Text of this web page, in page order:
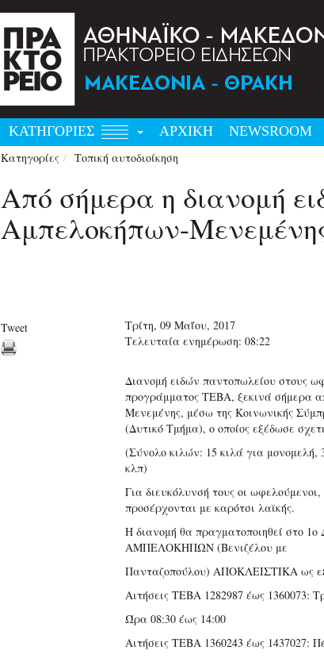
ΚΑΤΗΓΟΡΙΕΣ ΑΡΧΙΚΗ NEWSRΟΟΜ
Κατηγορίες Τοπική αυτοδιοίκηση
Από σήμερα η διανομή
Αμπελοκήπων-
Tweet
Τρίτη, 09 Μαΐου, 2017
Τελευταία ενημέρωση: 08:22
Διανομή ειδών παντοπωλείου στους
προγράμματος ΤΕΒΑ, ξεκινά σήμερα
Μενεμένης, μέσω της Κοινωνικής
(Δυτικό Τμήμα), ο οποίος εξέδωσε
(Σύνολο κιλών: 15 κιλά για μονομελή,
κλπ)
Για διευκόλυνσή τους οι
προσέρχονται με καρότσι λαϊκής.
Η διανομή θα πραγματοποιηθεί στο
ΑΜΠΕΛΟΚΗΠΩΝ (Βενιζέλου με
Πανταζοπούλου) ΑΠΟΚΛΕΙΣΤΙΚΑ ως
Αιτήσεις ΤΕΒΑ 1282987 έως 1360073:
Ώρα 08:30 έως 14:00
Αιτήσεις ΤΕΒΑ 1360243 έως 1437027: